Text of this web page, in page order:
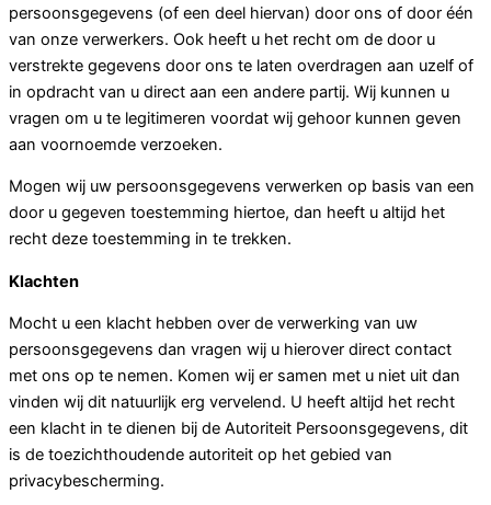
persoonsgegevens (of een deel hiervan) door ons of door één
van onze verwerkers. Ook heeft u het recht om de door u
verstrekte gegevens door ons te laten overdragen aan uzelf of
in opdracht van u direct aan een andere partij. Wij kunnen u
vragen om u te legitimeren voordat wij gehoor kunnen geven
aan voornoemde verzoeken.
Mogen wij uw persoonsgegevens verwerken op basis van een
door u gegeven toestemming hiertoe, dan heeft u altijd het
recht deze toestemming in te trekken.
Klachten
Mocht u een klacht hebben over de verwerking van uw
persoonsgegevens dan vragen wij u hierover direct contact
met ons op te nemen. Komen wij er samen met u niet uit dan
vinden wij dit natuurlijk erg vervelend. U heeft altijd het recht
een klacht in te dienen bij de Autoriteit Persoonsgegevens, dit
is de toezichthoudende autoriteit op het gebied van
privacybescherming.